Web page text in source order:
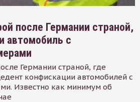
после Германии страной,
автомобиль с
Германии страной, где
конфискации автомобилей с
Известно как минимум об